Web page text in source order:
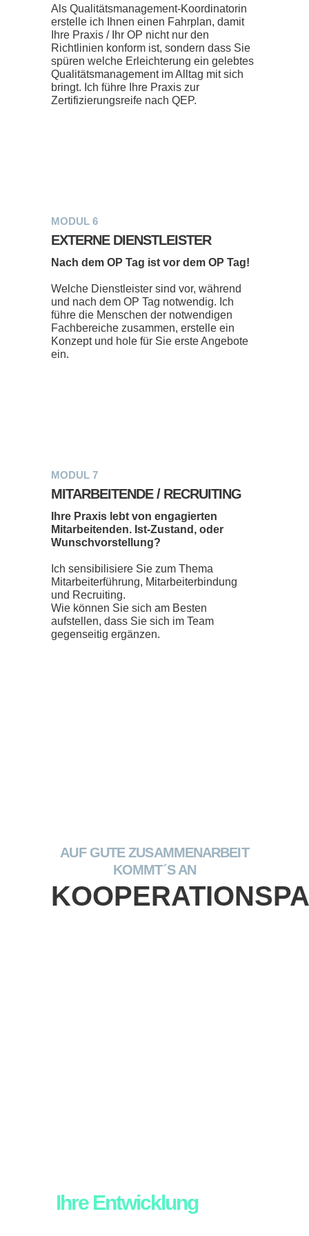
Als Qualitätsmanagement-Koordinatorin
erstelle ich Ihnen einen Fahrplan, damit
Ihre Praxis / Ihr OP nicht nur den
Richtlinien konform ist, sondern dass Sie
spüren welche Erleichterung ein gelebtes
Qualitätsmanagement im Alltag mit sich
bringt. Ich führe Ihre Praxis zur
Zertifizierungsreife nach QEP.
MODUL 6
EXTERNE DIENSTLEISTER
Nach dem OP Tag ist vor dem OP Tag!
Welche Dienstleister sind vor, während
und nach dem OP Tag notwendig. Ich
führe die Menschen der notwendigen
Fachbereiche zusammen, erstelle ein
Konzept und hole für Sie erste Angebote
ein.
MODUL 7
MITARBEITENDE / RECRUITING
Ihre Praxis lebt von engagierten
Mitarbeitenden. Ist-Zustand, oder
Wunschvorstellung?
Ich sensibilisiere Sie zum Thema
Mitarbeiterführung, Mitarbeiterbindung
und Recruiting.
Wie können Sie sich am Besten
aufstellen, dass Sie sich im Team
gegenseitig ergänzen.
AUF GUTE ZUSAMMENARBEIT
KOMMT´S AN
Ihre Entwicklungin den